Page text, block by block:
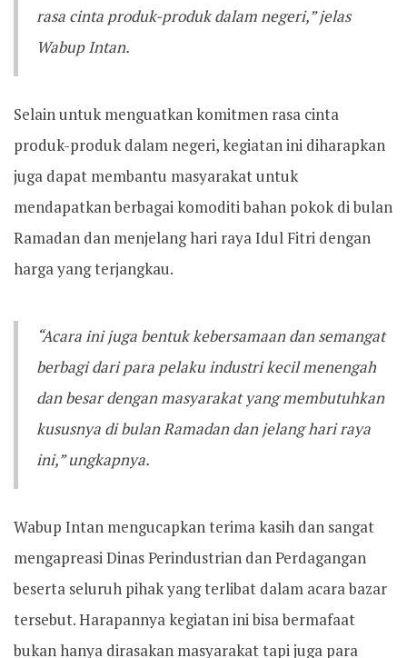
rasa cinta produk-produk dalam negeri,” jelas
Wabup Intan.
Selain untuk menguatkan komitmen rasa cinta
produk-produk dalam negeri, kegiatan ini diharapkan
juga dapat membantu masyarakat untuk
mendapatkan berbagai komoditi bahan pokok di bulan
Ramadan dan menjelang hari raya Idul Fitri dengan
harga yang terjangkau.
“Acara ini juga bentuk kebersamaan dan semangat
berbagi dari para pelaku industri kecil menengah
dan besar dengan masyarakat yang membutuhkan
kususnya di bulan Ramadan dan jelang hari raya
ini,” ungkapnya.
Wabup Intan mengucapkan terima kasih dan sangat
mengapreasi Dinas Perindustrian dan Perdagangan
beserta seluruh pihak yang terlibat dalam acara bazar
tersebut. Harapannya kegiatan ini bisa bermafaat
bukan hanya dirasakan masyarakat tapi juga para